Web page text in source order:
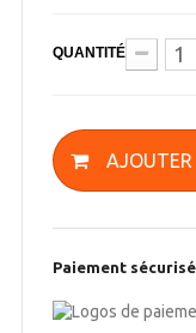
QUANTITÉ
AJOUTER
Paiement